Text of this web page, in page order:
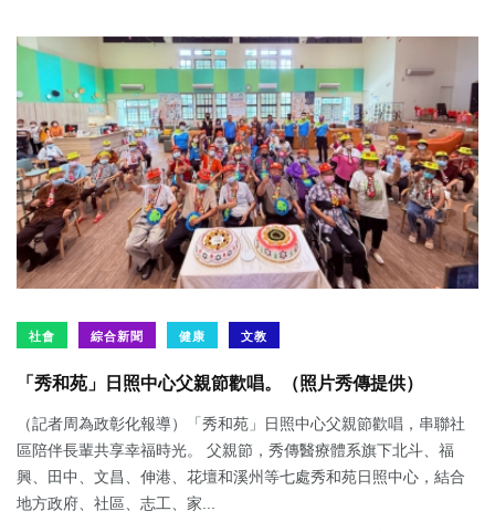
社會 綜合新聞 健康 文教
「秀和苑」日照中心父親節歡唱。（照片秀傳提供）
（記者周為政彰化報導）「秀和苑」日照中心父親節歡唱，串聯社
區陪伴長輩共享幸福時光。 父親節，秀傳醫療體系旗下北斗、福
興、田中、文昌、伸港、花壇和溪州等七處秀和苑日照中心，結合
地方政府、社區、志工、家...